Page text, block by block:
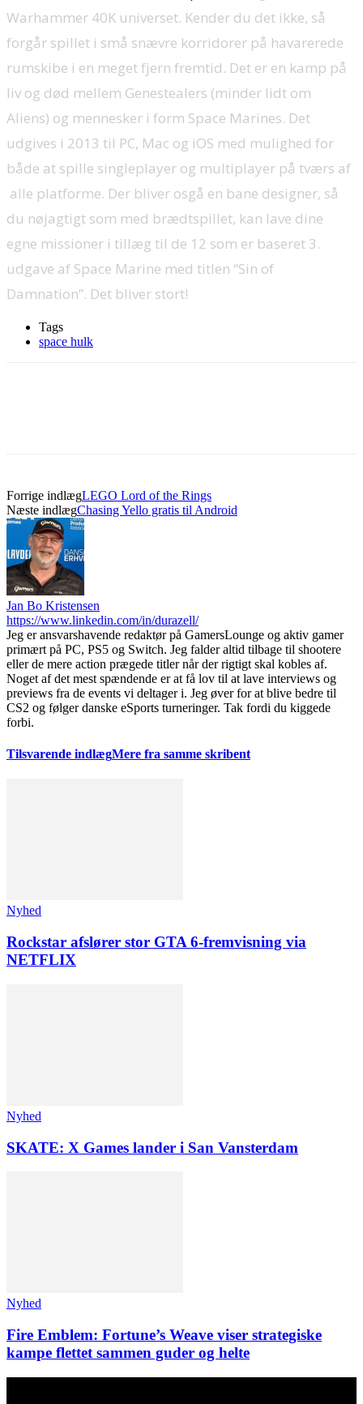
Warhammer 40K universet. Kender du det ikke, så
forgår spillet i små snævre korridorer på havarerede
rumskibe i en meget fjern fremtid. Det er en kamp på
liv og død mellem Genestealers (minder lidt om
Aliens) og mennesker i form Space Marines. Det
udgives i 2013 til PC, Mac og iOS med mulighed for
både at spille singleplayer og multiplayer på tværs af
alle platforme. Der bliver osgå en bane designer, så
du nøjagtigt som med brædtspillet, kan lave dine
egne missioner i tillæg til de 12 som er baseret 3.
udgave af Space Marine med titlen “Sin of
Damnation”. Det bliver stort!
Tags
space hulk
Forrige indlægLEGO Lord of the Rings
Næste indlægChasing Yello gratis til Android
Jan Bo Kristensen
https://www.linkedin.com/in/durazell/
Jeg er ansvarshavende redaktør på GamersLounge og aktiv gamer
primært på PC, PS5 og Switch. Jeg falder altid tilbage til shootere
eller de mere action prægede titler når der rigtigt skal kobles af.
Noget af det mest spændende er at få lov til at lave interviews og
previews fra de events vi deltager i. Jeg øver for at blive bedre til
CS2 og følger danske eSports turneringer. Tak fordi du kiggede
forbi.
Tilsvarende indlægMere fra samme skribent
Nyhed
Rockstar afslører stor GTA 6-fremvisning via
NETFLIX
Nyhed
SKATE: X Games lander i San Vansterdam
Nyhed
Fire Emblem: Fortune’s Weave viser strategiske
kampe flettet sammen guder og helte